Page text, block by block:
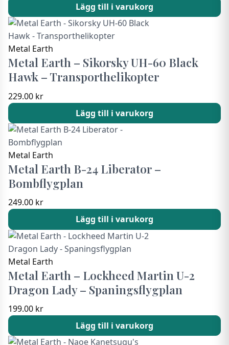
Lägg till i varukorg
Metal Earth
Metal Earth – Sikorsky UH-60 Black
Hawk – Transporthelikopter
229.00 kr
Lägg till i varukorg
Metal Earth
Metal Earth B-24 Liberator –
Bombflygplan
249.00 kr
Lägg till i varukorg
Metal Earth
Metal Earth – Lockheed Martin U-2
Dragon Lady – Spaningsflygplan
199.00 kr
Lägg till i varukorg